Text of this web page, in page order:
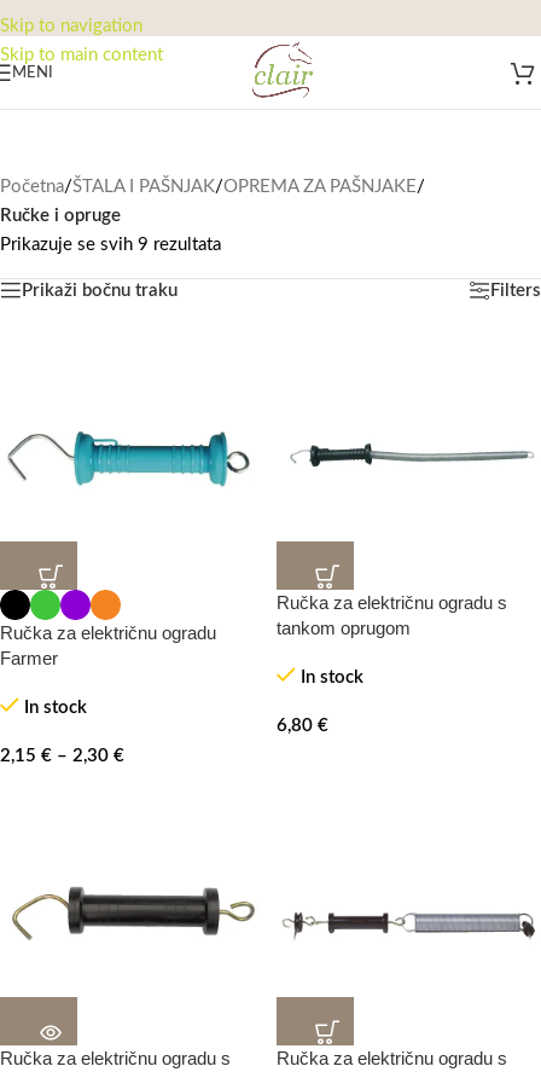
Skip to navigation
Skip to main content
MENI
Početna/ŠTALA I PAŠNJAK/OPREMA ZA PAŠNJAKE/
Ručke i opruge
Prikazuje se svih 9 rezultata
Prikaži bočnu traku Filters
Ručka za električnu ogradu
Farmer
In stock
2,15 € – 2,30 €
Ručka za električnu ogradu s
tankom oprugom
In stock
6,80 €
Ručka za električnu ogradu s
Ručka za električnu ogradu s